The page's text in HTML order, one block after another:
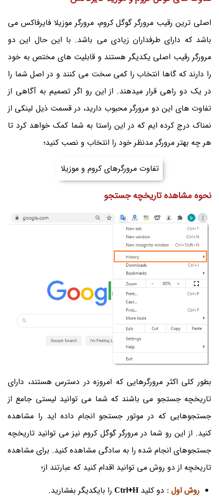
اصلی ترین رقیب مرورگر گوگل کروم، مرورگر موزیلا فایرفاکس می
باشد که دارای طرفداران زیادی می باشد. با این حال این دو
مرورگر رقیب اصلی یکدیگر هستند و قابلیت های مختص به خود
را دارند که گاها انتخاب را کمی سخت می کنند و در اصل شما را
در یک دو راهی قرار میدهند. از این رو اگر تصمیم به آگاهی از
تفاوت های این دو مرورگر محبوب دارید، در قسمت ذیل لینکی از
نمناک درج کرده ایم که در این راستا به شما کمک خواهد کرد تا
هر چه بهتر مرورگر مدنظر خود را انتخاب و نصب کنید؛
تفاوت مرورگرهای کروم و موزیلا
نحوه مشاهده تاریخچه جستجو
بطور کلی اکثر مرورگرهایی که امروزه در دسترس هستند، دارای
تاریخچه جستجو می باشند که شما می توانید لیستی جامع از
جستجوهایی که در موتور جستجو انجام داده اید را مشاهده
کنید. از این رو شما در مرورگر گوگل کروم نیز می توانید تاریخچه
جستجوهای انجام شده را به سادگی مشاهده کنید. برای مشاهده
تاریخچه از دو روش می توانید اقدام کنید که عبارتند از؛
روش اول : دو کلیدCtrl+H را بایکدیگر بفشارید.